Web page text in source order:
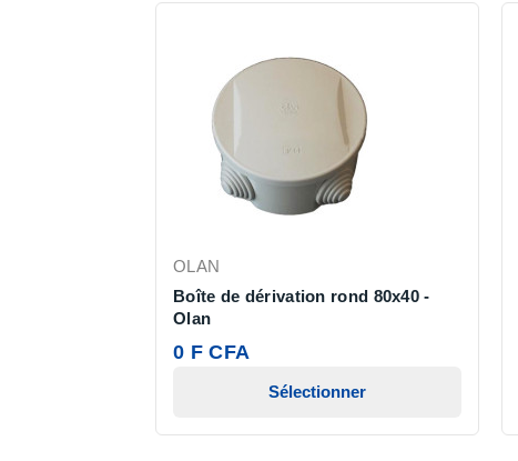
OLAN
Boîte de dérivation rond 80x40 -
Olan
0 F CFA
Sélectionner